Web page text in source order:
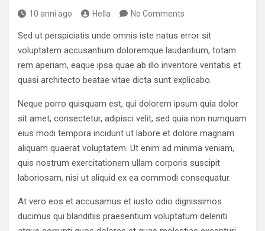
10 anni ago Hella No Comments
Sed ut perspiciatis unde omnis iste natus error sit
voluptatem accusantium doloremque laudantium, totam
rem aperiam, eaque ipsa quae ab illo inventore veritatis et
quasi architecto beatae vitae dicta sunt explicabo.
Neque porro quisquam est, qui dolorem ipsum quia dolor
sit amet, consectetur, adipisci velit, sed quia non numquam
eius modi tempora incidunt ut labore et dolore magnam
aliquam quaerat voluptatem. Ut enim ad minima veniam,
quis nostrum exercitationem ullam corporis suscipit
laboriosam, nisi ut aliquid ex ea commodi consequatur.
At vero eos et accusamus et iusto odio dignissimos
ducimus qui blanditiis praesentium voluptatum deleniti